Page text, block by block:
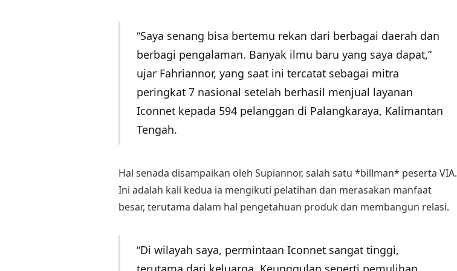
“Saya senang bisa bertemu rekan dari berbagai daerah dan
berbagi pengalaman. Banyak ilmu baru yang saya dapat,”
ujar Fahriannor, yang saat ini tercatat sebagai mitra
peringkat 7 nasional setelah berhasil menjual layanan
Iconnet kepada 594 pelanggan di Palangkaraya, Kalimantan
Tengah.
Hal senada disampaikan oleh Supiannor, salah satu *billman* peserta VIA.
Ini adalah kali kedua ia mengikuti pelatihan dan merasakan manfaat
besar, terutama dalam hal pengetahuan produk dan membangun relasi.
“Di wilayah saya, permintaan Iconnet sangat tinggi,